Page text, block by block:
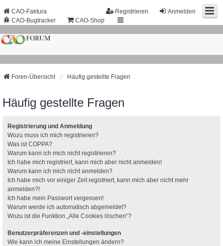
Anmelden
Registrieren
CAO-Faktura
CAO-Bugtracker
CAO-Shop
Foren-Übersicht Häufig gestellte Fragen
Häufig gestellte Fragen
Registrierung und Anmeldung
Wozu muss ich mich registrieren?
Was ist COPPA?
Warum kann ich mich nicht registrieren?
Ich habe mich registriert, kann mich aber nicht anmelden!
Warum kann ich mich nicht anmelden?
Ich habe mich vor einiger Zeit registriert, kann mich aber nicht mehr
anmelden?!
Ich habe mein Passwort vergessen!
Warum werde ich automatisch abgemeldet?
Wozu ist die Funktion „Alle Cookies löschen“?
Benutzerpräferenzen und -einstellungen
Wie kann ich meine Einstellungen ändern?